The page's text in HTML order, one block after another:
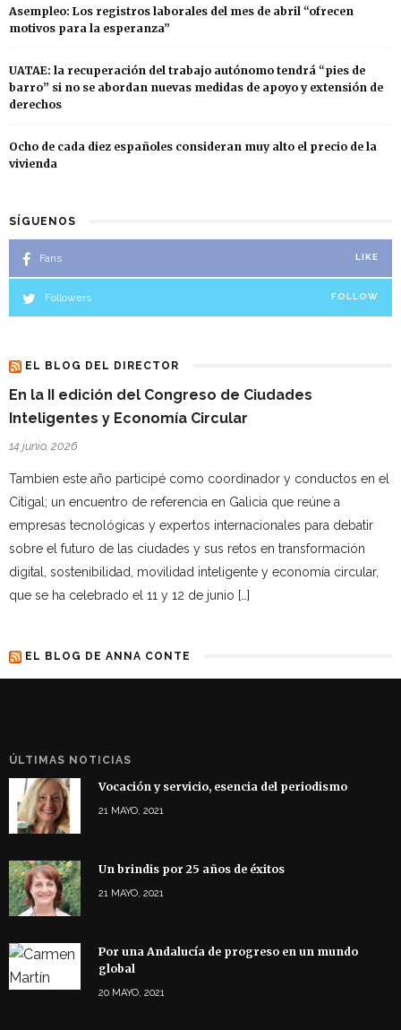
Asempleo: Los registros laborales del mes de abril “ofrecen
motivos para la esperanza”
UATAE: la recuperación del trabajo autónomo tendrá “pies de
barro” si no se abordan nuevas medidas de apoyo y extensión de
derechos
Ocho de cada diez españoles consideran muy alto el precio de la
vivienda
SÍGUENOS
Fans LIKE
Followers FOLLOW
EL BLOG DEL DIRECTOR
En la II edición del Congreso de Ciudades
Inteligentes y Economía Circular
14 junio, 2026
Tambien este año participé como coordinador y conductos en el
Citigal; un encuentro de referencia en Galicia que reúne a
empresas tecnológicas y expertos internacionales para debatir
sobre el futuro de las ciudades y sus retos en transformación
digital, sostenibilidad, movilidad inteligente y economía circular,
que se ha celebrado el 11 y 12 de junio […]
EL BLOG DE ANNA CONTE
ÚLTIMAS NOTICIAS
Vocación y servicio, esencia del periodismo
21 MAYO, 2021
Un brindis por 25 años de éxitos
21 MAYO, 2021
Por una Andalucía de progreso en un mundo
global
20 MAYO, 2021